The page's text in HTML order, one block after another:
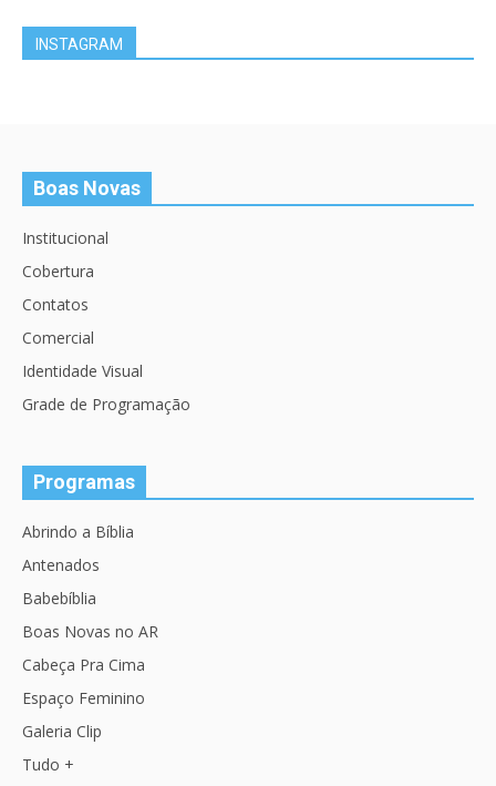
INSTAGRAM
Boas Novas
Institucional
Cobertura
Contatos
Comercial
Identidade Visual
Grade de Programação
Programas
Abrindo a Bíblia
Antenados
Babebíblia
Boas Novas no AR
Cabeça Pra Cima
Espaço Feminino
Galeria Clip
Tudo +